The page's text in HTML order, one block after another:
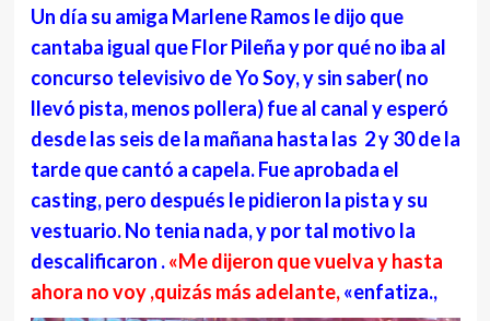
Un día su amiga Marlene Ramos le dijo que
cantaba igual que Flor Pileña y por qué no iba al
concurso televisivo de Yo Soy, y sin saber( no
llevó pista, menos pollera) fue al canal y esperó
desde las seis de la mañana hasta las 2 y 30 de la
tarde que cantó a capela. Fue aprobada el
casting, pero después le pidieron la pista y su
vestuario. No tenia nada, y por tal motivo la
descalificaron .«Me dijeron que vuelva y hasta
ahora no voy ,quizás más adelante,«enfatiza.,